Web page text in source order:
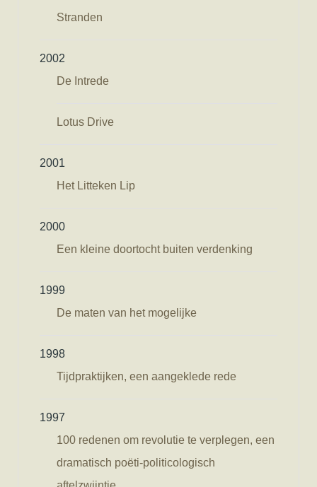
Stranden
2002
De Intrede
Lotus Drive
2001
Het Litteken Lip
2000
Een kleine doortocht buiten verdenking
1999
De maten van het mogelijke
1998
Tijdpraktijken, een aangeklede rede
1997
100 redenen om revolutie te verplegen, een
dramatisch poëti-politicologisch